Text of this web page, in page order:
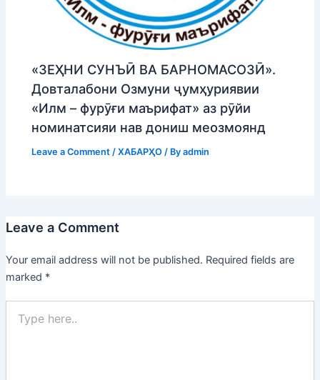
«ЗЕҲНИ СУНЪӢ ВА БАРНОМАСОЗӢ».
Довталабони Озмуни ҷумҳуриявии
«Илм – фурӯғи маърифат» аз рӯйи
номинатсияи нав дониш меозмоянд
Leave a Comment /ХАБАРҲО / Byadmin
Leave a Comment
Your email address will not be published. Required fields are
marked *
here..